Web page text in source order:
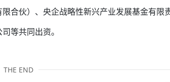
合伙）、央企战略性新兴产业发展基金有限
等共同出资。
THE END